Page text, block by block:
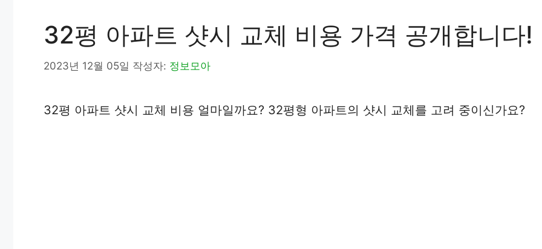
32평 아파트 샷시 교체 비용 가격 공개합니다!
2023년 12월 05일 작성자: 정보모아
32평 아파트 샷시 교체 비용 얼마일까요? 32평형 아파트의 샷시 교체를 고려 중이신가요?